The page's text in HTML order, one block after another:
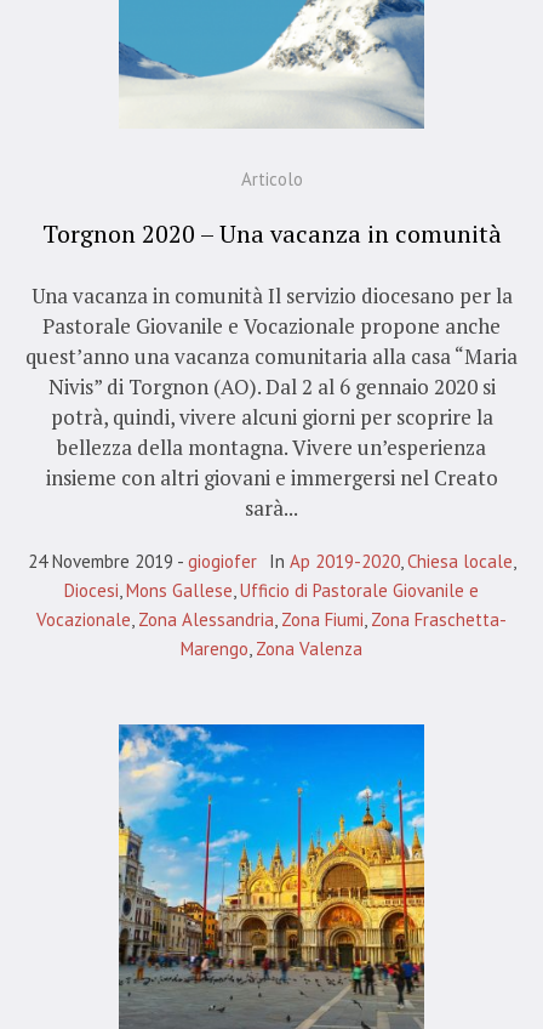
Articolo
Torgnon 2020 – Una vacanza in comunità
Una vacanza in comunità Il servizio diocesano per la
Pastorale Giovanile e Vocazionale propone anche
quest’anno una vacanza comunitaria alla casa “Maria
Nivis” di Torgnon (AO). Dal 2 al 6 gennaio 2020 si
potrà, quindi, vivere alcuni giorni per scoprire la
bellezza della montagna. Vivere un’esperienza
insieme con altri giovani e immergersi nel Creato
sarà...
24 Novembre 2019 giogiofer In Ap 2019-2020,Chiesa locale,
Diocesi,Mons Gallese,Ufficio di Pastorale Giovanile e
Vocazionale, Zona Alessandria, Zona Fiumi, Zona Fraschetta-
Marengo, Zona Valenza